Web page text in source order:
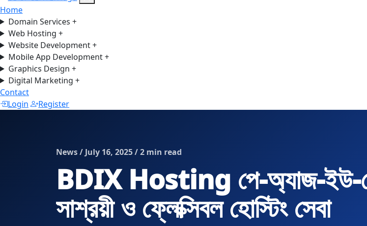
Home
Domain Services +
Web Hosting +
Website Development+
Mobile App Development+
Graphics Design +
Digital Marketing +
Contact
Login
Register
News / July 16, 2025 / 2 min read
BDIX Hosting পে-অ্যাজ-ইউ-গো
সাশ্রয়ী ও ফ্লেক্সিবল হোস্টিং সেবা